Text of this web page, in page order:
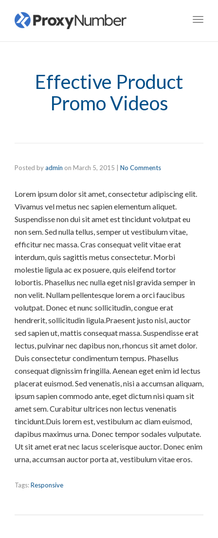
Effective Product
Promo Videos
Posted byadmin on March 5, 2015 No Comments
Lorem ipsum dolor sit amet, consectetur adipiscing elit.
Vivamus vel metus nec sapien elementum aliquet.
Suspendisse non dui sit amet est tincidunt volutpat eu
non sem. Sed nulla tellus, semper ut vestibulum vitae,
efficitur nec massa. Cras consequat velit vitae erat
interdum, quis sagittis metus consectetur. Morbi
molestie ligula ac ex posuere, quis eleifend tortor
lobortis. Phasellus nec nulla eget nisl gravida semper in
non velit. Nullam pellentesque lorem a orci faucibus
volutpat. Donec et nunc sollicitudin, congue erat
hendrerit, sollicitudin ligula.Praesent justo nisl, auctor
sed sapien ut, mattis consequat massa. Suspendisse erat
lectus, pulvinar nec dapibus non, rhoncus sit amet dolor.
Duis consectetur condimentum tempus. Phasellus
consequat dignissim fringilla. Aenean eget enim id lectus
placerat euismod. Sed venenatis, nisi a accumsan aliquam,
ipsum sapien commodo ante, eget dictum nisi quam sit
amet sem. Curabitur ultrices non lectus venenatis
tincidunt.Duis lorem est, vestibulum ac diam euismod,
dapibus maximus urna. Donec tempor sodales vulputate.
Ut sit amet erat nec lacus scelerisque auctor. Donec enim
urna, accumsan auctor porta at, vestibulum vitae eros.
Tags:Responsive